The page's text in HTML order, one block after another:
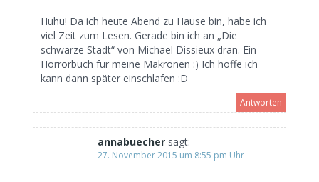
Huhu! Da ich heute Abend zu Hause bin, habe ich
viel Zeit zum Lesen. Gerade bin ich an „Die
schwarze Stadt“ von Michael Dissieux dran. Ein
Horrorbuch für meine Makronen :) Ich hoffe ich
kann dann später einschlafen :D
Antworten
annabuecher sagt:
27. November 2015 um 8:55 pm Uhr